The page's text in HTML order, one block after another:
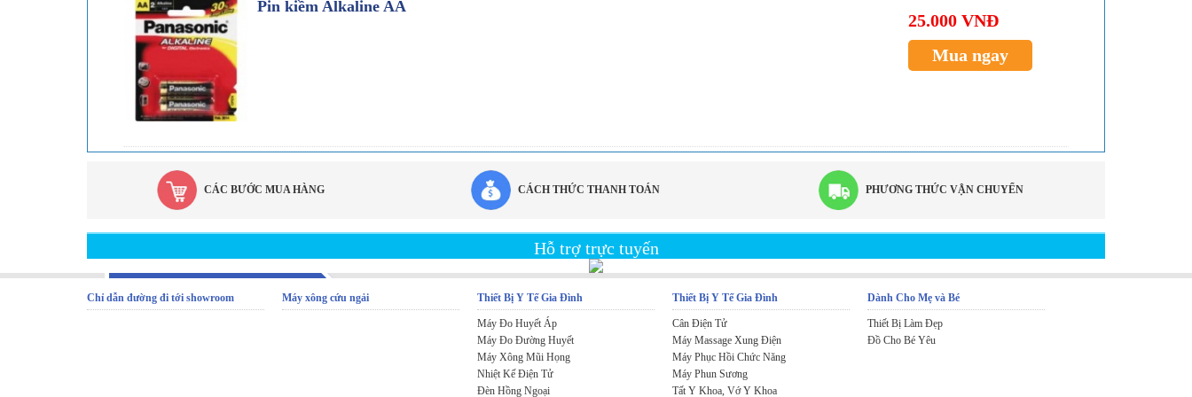
Pin kiềm Alkaline AA
25.000 VNĐ
Mua ngay
CÁC BƯỚC MUA HÀNG CÁCH THỨC THANH TOÁN PHƯƠNG THỨC VẬN CHUYỂN
Hỗ trợ trực tuyến
Chỉ dẫn đường đi tới showroom Máy xông cứu ngải Thiết Bị Y Tế Gia Đình
Máy Đo Huyết Áp
Máy Đo Đường Huyết
Máy Xông Mũi Họng
Nhiệt Kế Điện Tử
Đèn Hồng Ngoại
Thiết Bị Y Tế Gia Đình
Cân Điện Tử
Máy Massage Xung Điện
Máy Phục Hồi Chức Năng
Máy Phun Sương
Tất Y Khoa, Vớ Y Khoa
Dành Cho Mẹ và Bé
Thiết Bị Làm Đẹp
Đồ Cho Bé Yêu